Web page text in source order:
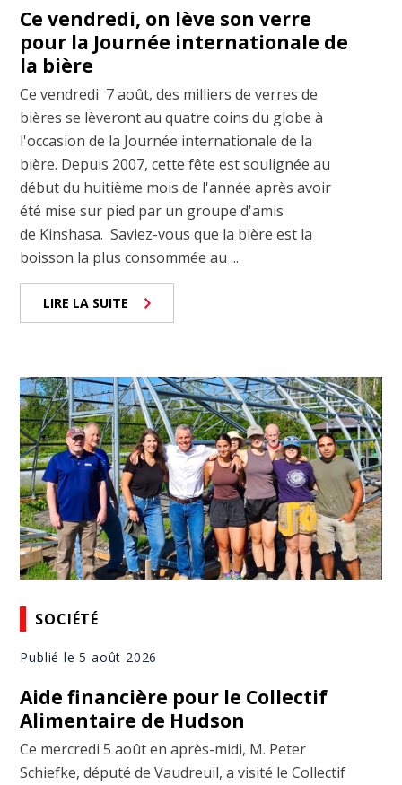
Ce vendredi, on lève son verre
pour la Journée internationale de
la bière
Ce vendredi 7 août, des milliers de verres de
bières se lèveront au quatre coins du globe à
l'occasion de la Journée internationale de la
bière. Depuis 2007, cette fête est soulignée au
début du huitième mois de l'année après avoir
été mise sur pied par un groupe d'amis
de Kinshasa. Saviez-vous que la bière est la
boisson la plus consommée au ...
LIRE LA SUITE
SOCIÉTÉ
Publié le 5 août 2026
Aide financière pour le Collectif
Alimentaire de Hudson
Ce mercredi 5 août en après-midi, M. Peter
Schiefke, député de Vaudreuil, a visité le Collectif